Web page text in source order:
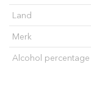
Land
Merk
Alcohol percentage